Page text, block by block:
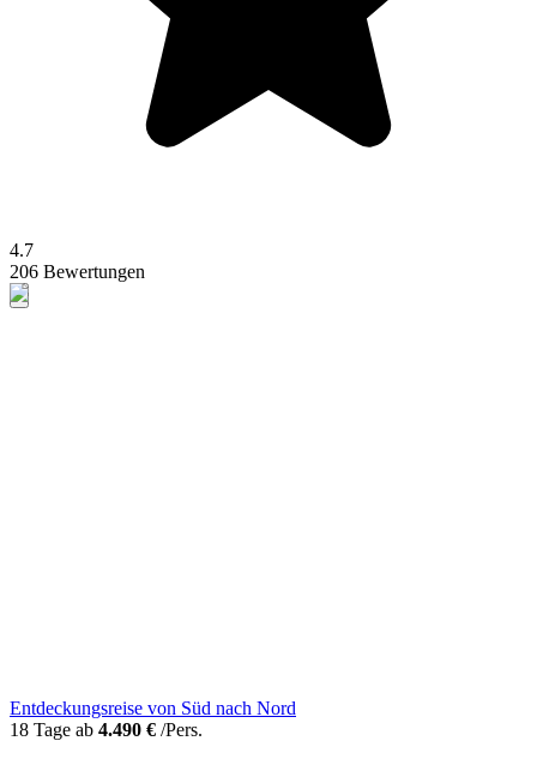
4.7
206 Bewertungen
Entdeckungsreise von Süd nach Nord
18 Tage ab 4.490 € /Pers.